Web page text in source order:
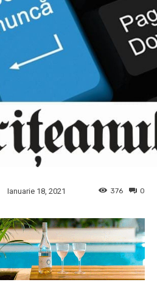
Ianuarie 18, 2021 0
376